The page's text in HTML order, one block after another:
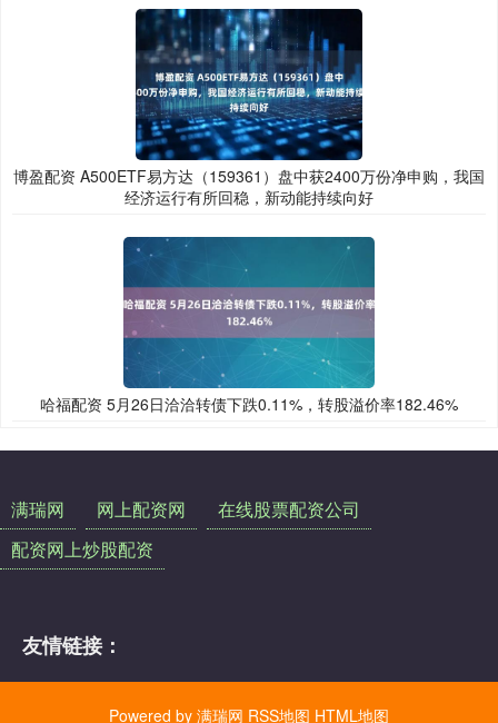
博盈配资 A500ETF易方达（159361）盘中获2400万份净申购，我国
经济运行有所回稳，新动能持续向好
哈福配资 5月26日洽洽转债下跌0.11%，转股溢价率182.46%
满瑞网 网上配资网
在线股票配资公司
配资网上炒股配资
友情链接：
Powered by 满瑞网 RSS地图 HTML地图